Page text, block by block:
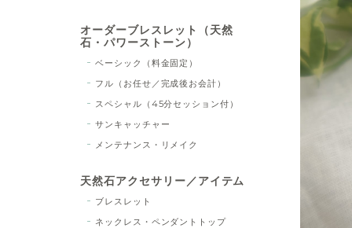
オーダーブレスレット（天然
石・パワーストーン）
ベーシック（料金固定）
フル（お任せ／完成後お会計）
スペシャル（45分セッション付）
サンキャッチャー
メンテナンス・リメイク
天然石アクセサリー／アイテム
ブレスレット
ネックレス・ペンダントトップ